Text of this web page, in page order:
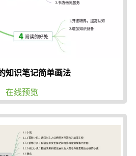
知识笔记简单画法
在线预览